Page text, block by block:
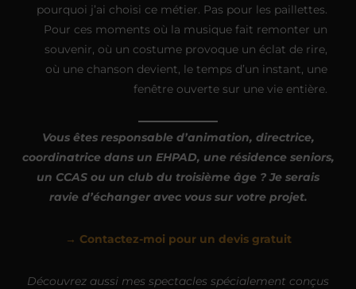
pourquoi j’ai choisi ce métier. Pas pour les paillettes.
Pour ces moments où la musique fait remonter un
souvenir, où un costume provoque un éclat de rire,
où une chanson devient, le temps d’un instant, une
fenêtre ouverte sur une vie entière.
Vous êtes responsable d’animation, directrice,
coordinatrice dans un EHPAD, une résidence seniors,
un CCAS ou un club du troisième âge ? Je serais
ravie d’échanger avec vous sur votre projet.
→ Contactez-moi pour un devis gratuit
Découvrez aussi mes spectacles spécialement conçus